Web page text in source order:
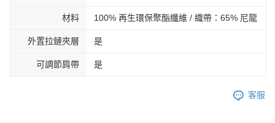
材料 100% 再生環保聚酯纖維 / 織帶：65% 尼龍
外置拉鏈夾層 是
可調節肩帶 是
客服